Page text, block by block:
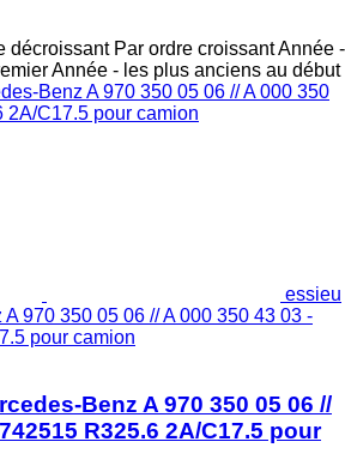
décroissant Par ordre croissantAnnée -
Année - les plus anciens au début
essieu
970 350 05 06 // A 000 350 43 03 -
pour camion
Benz A 970 350 05 06 //
R325.6 2A/C17.5 pour